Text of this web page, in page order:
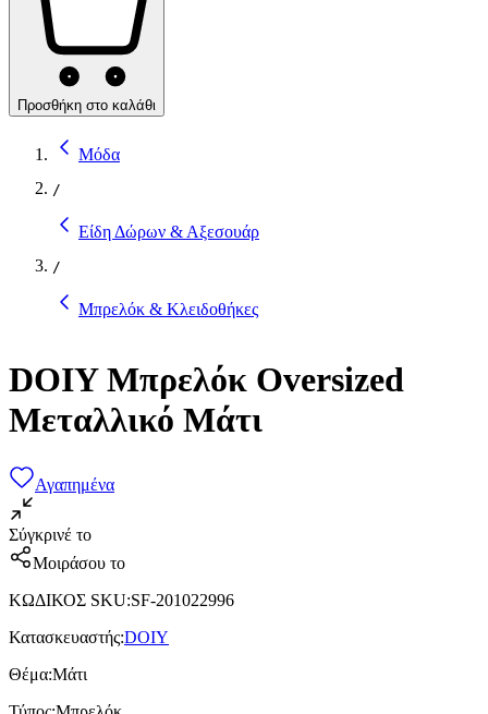
Προσθήκη στο καλάθι
Μόδα
/
Είδη Δώρων & Αξεσουάρ
/
Μπρελόκ & Κλειδοθήκες
DOIY Μπρελόκ Oversized
Μεταλλικό Μάτι
Αγαπημένα
Σύγκρινέ το
Μοιράσου το
ΚΩΔΙΚΟΣ SKU:SF-201022996
Κατασκευαστής:DOIY
Θέμα:Μάτι